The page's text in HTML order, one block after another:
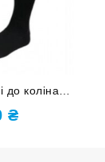
до коліна
чорні
₴